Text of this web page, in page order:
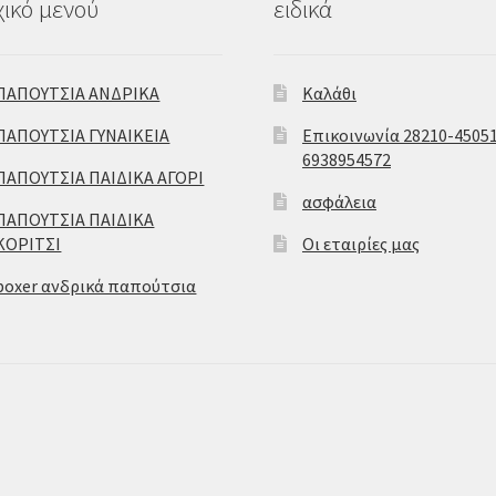
μενού
ΑΝΔΡΙΚΑ
ΓΥΝΑΙΚΕΙΑ
ΠΑΙΔΙΚΑ ΑΓΟΡΙ
ΠΑΙΔΙΚΑ
ανδρικά παπούτσια
ειδικά
Καλάθι
Επικοινωνία 28210-
6938954572
ασφάλεια
Οι εταιρίες μας